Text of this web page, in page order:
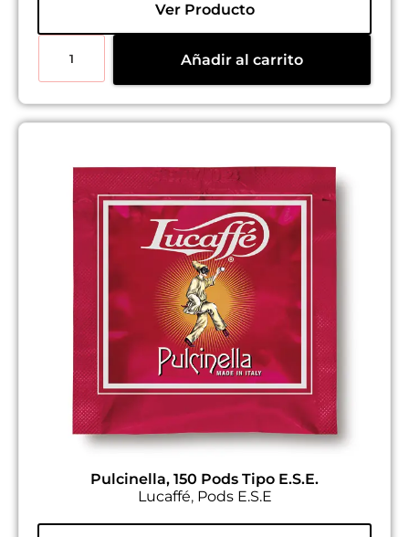
Ver Producto
Añadir al carrito
Pulcinella, 150 Pods Tipo E.S.E.
Lucaffé, Pods E.S.E